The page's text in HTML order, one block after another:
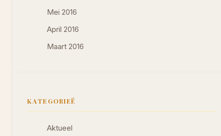
Mei 2016
April 2016
Maart 2016
KATEGORIEË
Aktueel